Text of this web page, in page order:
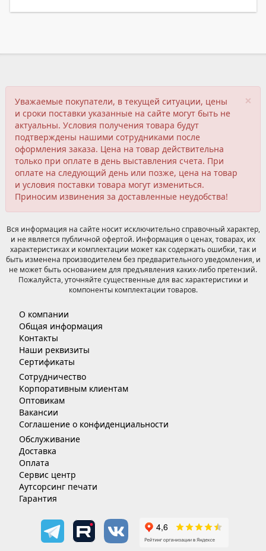
×
Уважаемые покупатели, в текущей ситуации, цены
и сроки поставки указанные на сайте могут быть не
актуальны. Условия получения товара будут
подтверждены нашими сотрудниками после
оформления заказа. Цена на товар действительна
только при оплате в день выставления счета. При
оплате на следующий день или позже, цена на товар
и условия поставки товара могут измениться.
Приносим извинения за доставленные неудобства!
Вся информация на сайте носит исключительно справочный характер,
и не является публичной офертой. Информация о ценах, товарах, их
характеристиках и комплектации может как содержать ошибки, так и
быть изменена производителем без предварительного уведомления, и
не может быть основанием для предъявления каких-либо претензий.
Пожалуйста, уточняйте существенные для вас характеристики и
компоненты комплектации товаров.
О компании
Общая информация
Контакты
Наши реквизиты
Сертификаты
Сотрудничество
Корпоративным клиентам
Оптовикам
Вакансии
Соглашение о конфиденциальности
Обслуживание
Доставка
Оплата
Сервис центр
Аутсорсинг печати
Гарантия